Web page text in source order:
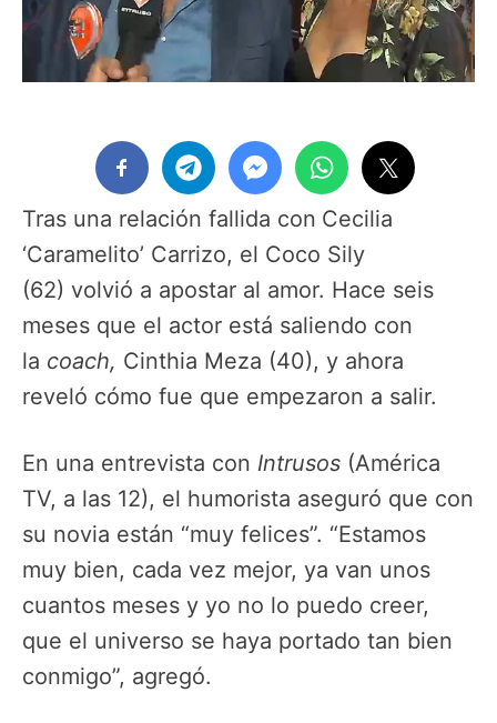
Tras una relación fallida con Cecilia
‘Caramelito’ Carrizo, el Coco Sily
(62) volvió a apostar al amor. Hace seis
meses que el actor está saliendo con
la coach, Cinthia Meza (40), y ahora
reveló cómo fue que empezaron a salir.
En una entrevista con Intrusos (América
TV, a las 12), el humorista aseguró que con
su novia están “muy felices”. “Estamos
muy bien, cada vez mejor, ya van unos
cuantos meses y yo no lo puedo creer,
que el universo se haya portado tan bien
conmigo”, agregó.